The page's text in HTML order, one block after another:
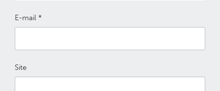
E-mail *
Site